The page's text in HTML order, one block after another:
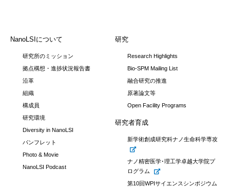
NanoLSIについて
研究所のミッション
拠点構想・進捗状況報告書
沿革
組織
構成員
研究環境
Diversity in NanoLSI
パンフレット
Photo & Movie
NanoLSI Podcast
研究
Research Highlights
Bio-SPM Mailing List
融合研究の推進
原著論文等
Open Facility Programs
研究者育成
新学術創成研究科ナノ生命科学専攻
ナノ精密医学･理工学卓越大学院プ
ログラム
第10回WPIサイエンスシンポジウム